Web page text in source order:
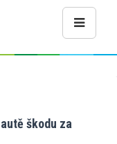
škodu za